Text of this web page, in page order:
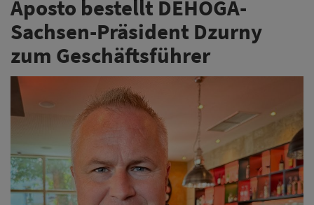
Die Concept Family Franchise AG hat Jens Dzurny zum
Geschäftsführer der Aposto Management GmbH
bestellt. Der bisherige Franchisepartner und Präsident
des DEHOGA Sachsen soll die strategische
Weiterentwicklung der Restaurantmarke Aposto
verantworten.
Weiterlesen